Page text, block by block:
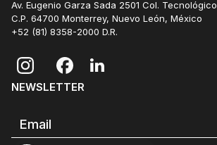
Av. Eugenio Garza Sada 2501 Col. Tecnológico
C.P. 64700 Monterrey, Nuevo León, México
+52 (81) 8358-2000 D.R.
NEWSLETTER
Correo electrónico